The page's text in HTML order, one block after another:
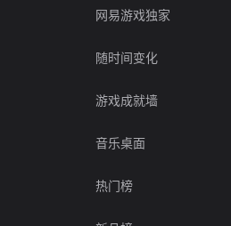
网易游戏独家
随时间变化
游戏成就墙
音乐桌面
热门榜